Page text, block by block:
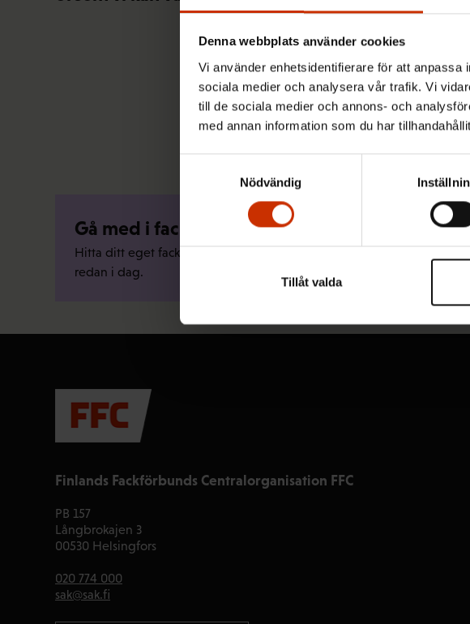
Denna webbplats använder cookies
Vi använder enhetsidentifierare för att anpassa
sociala medier och analysera vår trafik. Vi
till de sociala medier och annons- och
med annan information som du har
Nödvändig
Tillåt valda
uppstår i
Gå med i facket
Hitta ditt eget fackförbund och gå med
redan i dag.
Finlands Fackförbunds Centralorganisation FFC
PB 157
Långbrokajen 3
00530 Helsingfors
020 774 000
sak@sak.fi